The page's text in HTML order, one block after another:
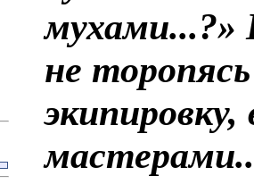
мухами...?»
не